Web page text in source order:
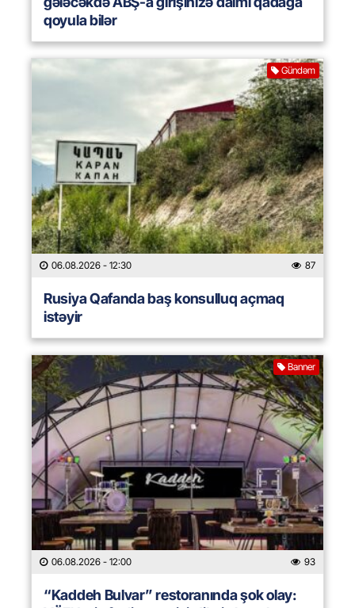
qoyula bilər
Gündəm
06.08.2026 - 12:30 87
Rusiya Qafanda baş konsulluq açmaq
istəyir
Banner
06.08.2026 - 12:00 93
“Kaddeh Bulvar” restoranında şok olay: